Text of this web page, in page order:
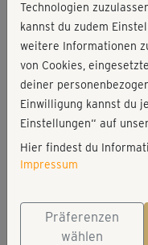
Workout-Facts
leicht
22 Min
142 kcal
Ina Münsberg
Matte
Technologien
kannst du zudem
weitere Informationen
von Cookies,
deiner
Einwilligung kannst du
Einstellungen“ auf
Hier findest du
Impressum
Präferenzen
wählen